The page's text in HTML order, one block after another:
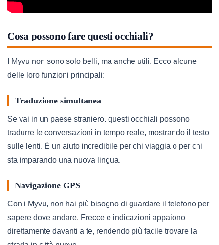
Cosa possono fare questi occhiali?
I Myvu non sono solo belli, ma anche utili. Ecco alcune
delle loro funzioni principali:
Traduzione simultanea
Se vai in un paese straniero, questi occhiali possono
tradurre le conversazioni in tempo reale, mostrando il testo
sulle lenti. È un aiuto incredibile per chi viaggia o per chi
sta imparando una nuova lingua.
Navigazione GPS
Con i Myvu, non hai più bisogno di guardare il telefono per
sapere dove andare. Frecce e indicazioni appaiono
direttamente davanti a te, rendendo più facile trovare la